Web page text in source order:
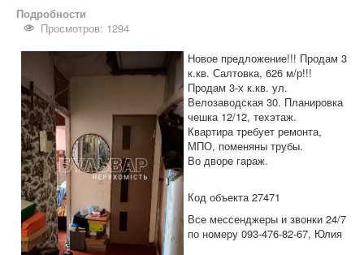
Квартиры
Коммерческая
Аренда
Информация
Дополнительные услуги
Вакансии
Подробности
Просмотров: 1294
Новое предложение!!! Продам 3
к.кв. Салтовка, 626 м/р!!!
Продам 3-х к.кв. ул.
Велозаводская 30. Планировка
чешка 12/12, техэтаж.
Квартира требует ремонта,
МПО, поменяны трубы.
Во дворе гараж.
Код объекта 27471
Все мессенджеры и звонки 24/7
по номеру 093-476-82-67, Юлия